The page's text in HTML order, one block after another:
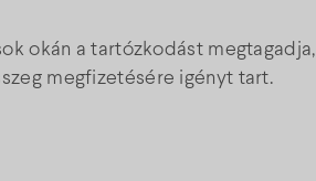
okán a tartózkodást megtagadja,
megfizetésére igényt tart.